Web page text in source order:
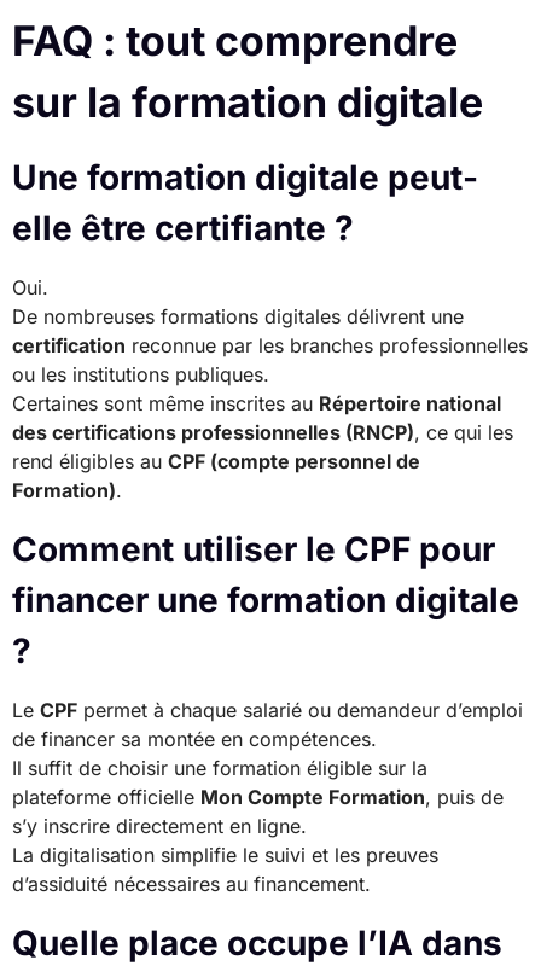
FAQ : tout comprendre
sur la formation digitale
Une formation digitale peut-
elle être certifiante ?
Oui.
De nombreuses formations digitales délivrent une
certification reconnue par les branches professionnelles
ou les institutions publiques.
Certaines sont même inscrites au Répertoire national
des certifications professionnelles (RNCP), ce qui les
rend éligibles au CPF (compte personnel de
Formation).
Comment utiliser le CPF pour
financer une formation digitale
?
Le CPF permet à chaque salarié ou demandeur d’emploi
de financer sa montée en compétences.
Il suffit de choisir une formation éligible sur la
plateforme officielle Mon Compte Formation, puis de
s’y inscrire directement en ligne.
La digitalisation simplifie le suivi et les preuves
d’assiduité nécessaires au financement.
Quelle place occupe l’IA dans